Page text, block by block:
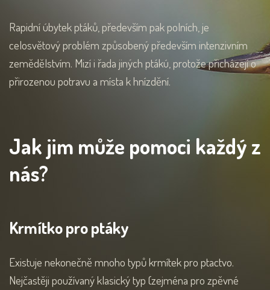
Rapidní úbytek ptáků, především pak polních, je
celosvětový problém způsobený především intenzivním
zemědělstvím. Mizí i řada jiných ptákú, protože přicházejí o
přirozenou potravu a místa k hnízdění.
Jak jim může pomoci každý z
nás?
Krmítko pro ptáky
Existuje nekonečně mnoho typů krmítek pro ptactvo.
Nejčastěji používaný klasický typ (zejména pro zpěvné